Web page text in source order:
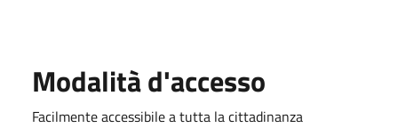
Modalità d'accesso
Facilmente accessibile a tutta la cittadinanza